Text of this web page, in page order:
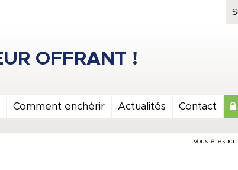
Comment enchérir Actualités Contact
Vous êtes ici :